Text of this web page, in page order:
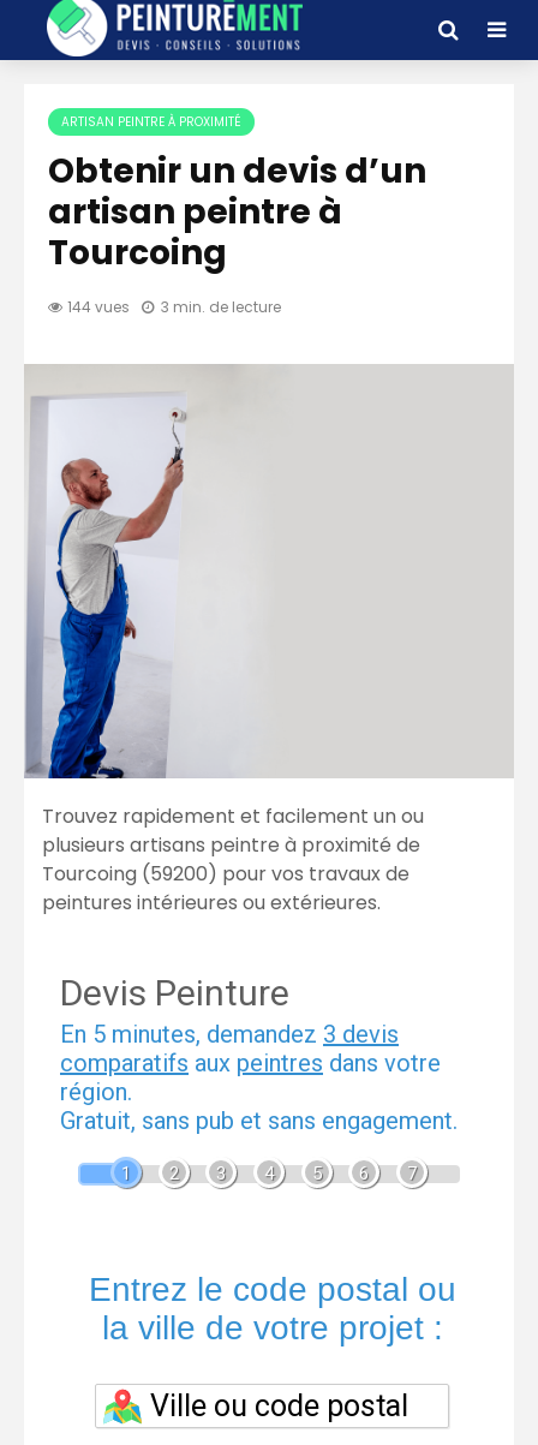
ARTISAN PEINTRE À PROXIMITÉ
Obtenir un devis d’un
artisan peintre à
Tourcoing
144 vues 3 min. de lecture
Trouvez rapidement et facilement un ou
plusieurs artisans peintre à proximité de
Tourcoing (59200) pour vos travaux de
peintures intérieures ou extérieures.
Devis Peinture
En 5 minutes, demandez 3 devis
comparatifs aux peintres dans votre
région.
Gratuit, sans pub et sans engagement.
1 2 3 4 5 6 7
Entrez le code postal ou
la ville de votre projet :